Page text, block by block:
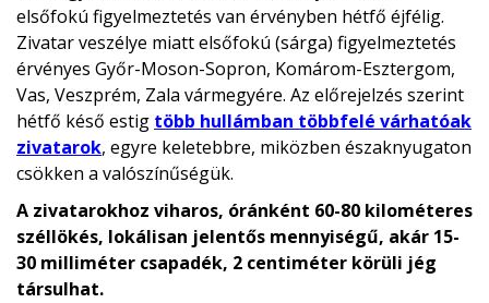
elsőfokú figyelmeztetés van érvényben hétfő éjfélig.
Zivatar veszélye miatt elsőfokú (sárga) figyelmeztetés
érvényes Győr-Moson-Sopron, Komárom-Esztergom,
Vas, Veszprém, Zala vármegyére. Az előrejelzés szerint
hétfő késő estig több hullámban többfelé várhatóak
zivatarok, egyre keletebbre, miközben északnyugaton
csökken a valószínűségük.
A zivatarokhoz viharos, óránként 60-80 kilométeres
széllökés, lokálisan jelentős mennyiségű, akár 15-
30 milliméter csapadék, 2 centiméter körüli jég
társulhat.